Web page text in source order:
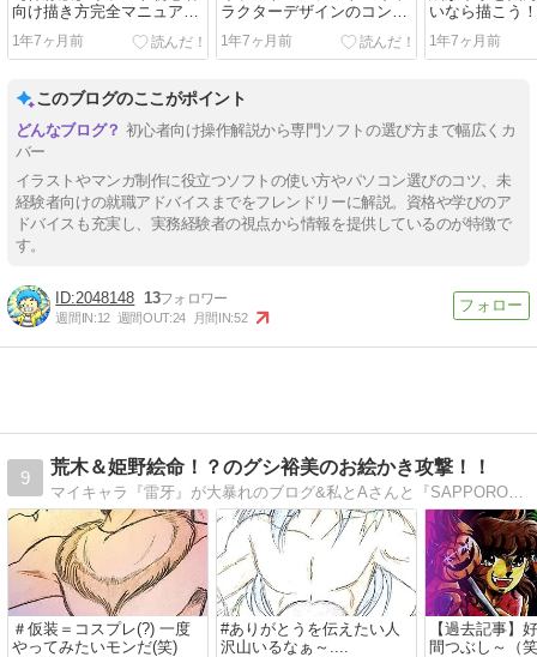
向け描き方完全マニュアル
｜今日から始めよう！
1年7ヶ月前
ラクターデザインのコンペ
総特集！【2024年最新版】
1年7ヶ月前
いなら描こう
いてほしい3つ
1年7ヶ月前
このブログのここがポイント
初心者向け操作解説から専門ソフトの選び方まで幅広くカ
バー
イラストやマンガ制作に役立つソフトの使い方やパソコン選びのコツ、未
経験者向けの就職アドバイスまでをフレンドリーに解説。資格や学びのア
ドバイスも充実し、実務経験者の視点から情報を提供しているのが特徴で
す。
2048148 13
週間IN:12 週間OUT:24 月間IN:52
9
荒木＆姫野絵命！？のグシ裕美のお絵かき攻撃！！
マイキャラ『雷牙』が大暴れのブログ&私とAさんと『SAPPORO 絵師ヨジャ〜ズ』結成を目論む？ブログｗｗ
＃仮装＝コスプレ(?) 一度
やってみたいモンだ(笑)
#ありがとうを伝えたい人
沢山いるなぁ～....
【過去記事】
間つぶし～（